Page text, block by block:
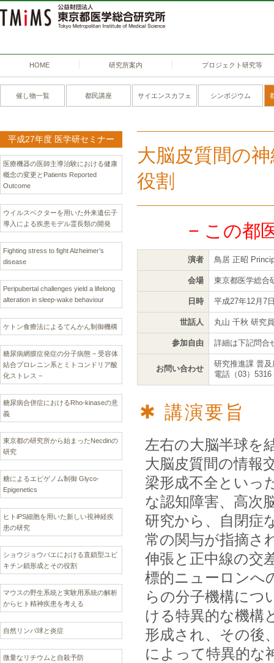
HOME 研究所案内 プロジェクト研究等
催し物一覧 都民講座 サイエンスカフェ シンポジウム
平成27年度 医学研セミナー
医療機器の医師主導治験における健康
概念の変更とPatients Reported
Outcome
ウイルスベクターを用いた外来遺伝子
導入による疾患モデル霊長類の開発
Fighting stress to fight Alzheimer’s
disease
Peripubertal challenges yield a lifelong
alteration in sleep-wake behaviour
ケトン食療法によるてんかん制御機構
糖尿病網膜症発症の分子病態 − 受容体
結合プロレニン系とミトコンドリア酸
化ストレス −
糖尿病合併症におけるRho-kinaseの意
義
東京都の研究所から始まったNecdinの
研究
糖によるエピゲノム制御 Glyco-
Epigenetics
ヒトiPS細胞を用いた新しい視神経疾
患の研究
ショウジョウバエにおける直鎖型ユビ
キチン鎖形成とその役割
マウスの野生系統と実験用系統の解析
からヒト精神疾患を考える
自然リンパ球と炎症
微量なリチウムと自殺予防
大脳皮質間の
役割
− この都
演者 鳥居 正昭
会場 東京都医学総合
日時 平成27年12月7
世話人 丸山 千秋 研究
参加自由 詳細は下記問合
お問い合わせ
研究推進課 普及
電話（03）5316
講演要旨
左右の大脳半球を
大脳皮質間の情報
梁形成不全といっ
な認知障害、高次
研究から、自閉症
常の関与が指摘さ
伸張と正中線の交
標的ニューロンへ
らの分子機構につ
ける特異的な機構
形成され、その後
によって特異的な